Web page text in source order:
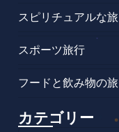
スピリチュアルな旅
スポーツ旅行
フードと飲み物の旅
カテゴリー